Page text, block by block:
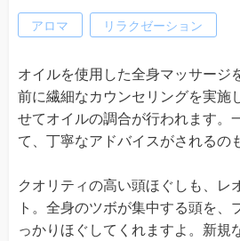
アロマ リラクゼーション
オイルを使用した全身マッサージ
前に繊細なカウンセリングを実施
せてオイルの調合が行われます。
て、丁寧なアドバイスがされるの
クオリティの高い頭ほぐしも、レ
ト。全身のツボが集中する頭を、
っかりほぐしてくれますよ。新規